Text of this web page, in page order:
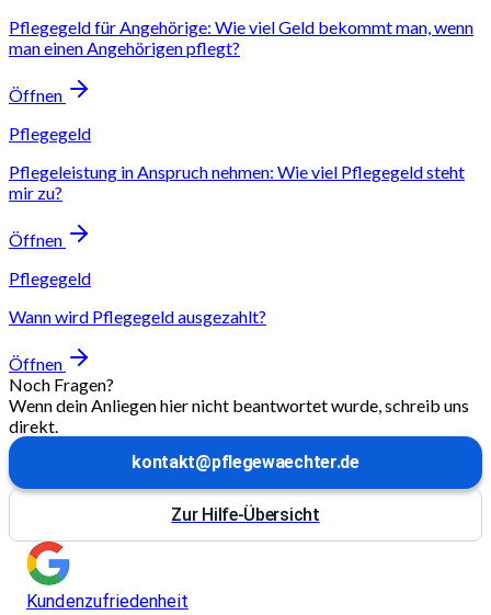
Pflegegeld für Angehörige: Wie viel Geld bekommt man, wenn
man einen Angehörigen pflegt?
Öffnen
Pflegegeld
Pflegeleistung in Anspruch nehmen: Wie viel Pflegegeld steht
mir zu?
Öffnen
Pflegegeld
Wann wird Pflegegeld ausgezahlt?
Öffnen
Noch Fragen?
Wenn dein Anliegen hier nicht beantwortet wurde, schreib uns
direkt.
kontakt@pflegewaechter.de
Zur Hilfe-Übersicht
Kundenzufriedenheit